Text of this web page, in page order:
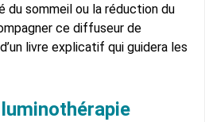
du sommeil ou la réduction du
ce diffuseur de
livre explicatif qui guidera les